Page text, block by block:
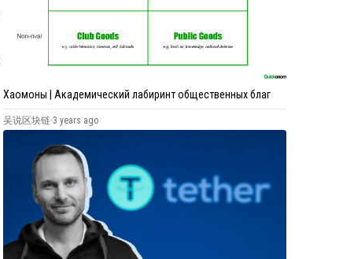
Хаомоны | Академический лабиринт общественных благ
吴说区块链·3 years ago